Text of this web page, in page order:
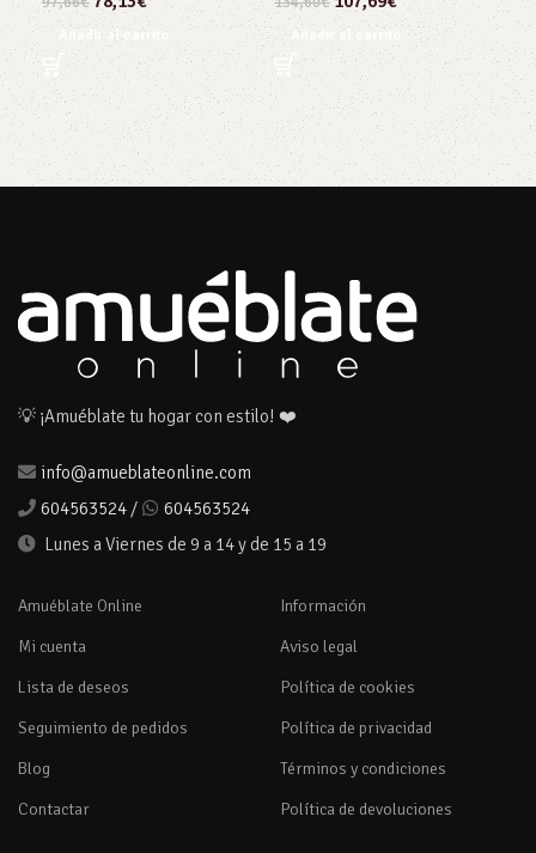
Añadir al carrito Añadir al carrito
💡 ¡Amuéblate tu hogar con estilo! ❤️
info@amueblateonline.com
604563524 /
604563524
Lunes a Viernes de 9 a 14 y de 15 a 19
Amuéblate Online
Mi cuenta
Lista de deseos
Seguimiento de pedidos
Blog
Contactar
Información
Aviso legal
Política de cookies
Política de privacidad
Términos y condiciones
Política de devoluciones